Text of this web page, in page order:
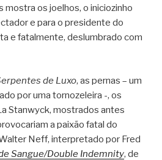
mostra os joelhos, o iniciozinho
e para o presidente do
e fatalmente, deslumbrado com
de Luxo, as pernas – um
por uma tornozeleira -, os
Stanwyck, mostrados antes
a paixão fatal do
Neff, interpretado por Fred
Sangue/Double Indemnity, de